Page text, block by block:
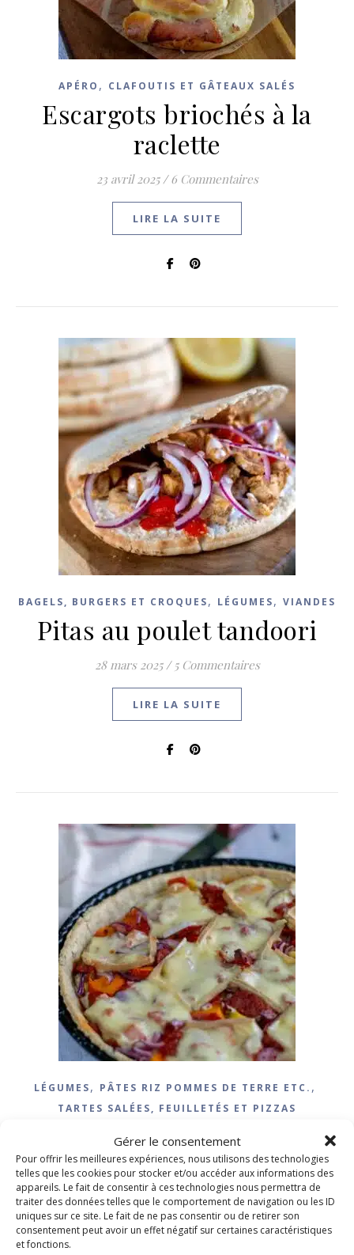
Gérer le consentement
Pour offrir les meilleures expériences, nous utilisons des technologies
telles que les cookies pour stocker et/ou accéder aux informations des
appareils. Le fait de consentir à ces technologies nous permettra de
traiter des données telles que le comportement de navigation ou les ID
uniques sur ce site. Le fait de ne pas consentir ou de retirer son
consentement peut avoir un effet négatif sur certaines caractéristiques
et fonctions.
APÉRO , CLAFOUTIS ET GÂTEAUX SALÉS
Escargots briochés à la
raclette
23 avril 2025 / 6 Commentaires
LIRE LA SUITE
BAGELS, BURGERS ET CROQUES, LÉGUMES, VIANDES
Pitas au poulet tandoori
28 mars 2025 / 5 Commentaires
LIRE LA SUITE
LÉGUMES, PÂTES RIZ POMMES DE TERRE ETC. ,
TARTES SALÉES, FEUILLETÉS ET PIZZAS
Tarte pommes de terre
potimarron raclette
28 janvier 2025 / 4 Commentaires
LIRE LA SUITE